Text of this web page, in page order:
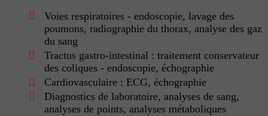
Voies respiratoires - endoscopie, lavage des
poumons, radiographie du thorax, analyse des gaz
du sang
Tractus gastro-intestinal : traitement conservateur
des coliques - endoscopie, échographie
Cardiovasculaire : ECG, échographie
Diagnostics de laboratoire, analyses de sang,
analyses de points, analyses métaboliques